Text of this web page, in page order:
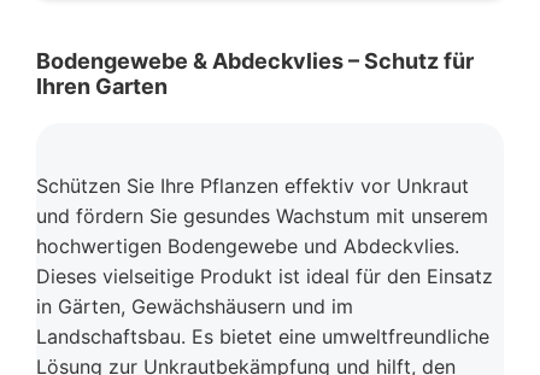
Bodengewebe & Abdeckvlies – Schutz für
Ihren Garten
Schützen Sie Ihre Pflanzen effektiv vor Unkraut
und fördern Sie gesundes Wachstum mit unserem
hochwertigen Bodengewebe und Abdeckvlies.
Dieses vielseitige Produkt ist ideal für den Einsatz
in Gärten, Gewächshäusern und im
Landschaftsbau. Es bietet eine umweltfreundliche
Lösung zur Unkrautbekämpfung und hilft, den